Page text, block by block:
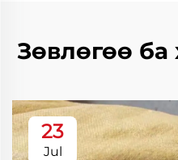
Зөвлөгөө ба
23
Jul